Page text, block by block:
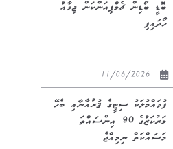
ބޮޑީ ބޯޑިން ޗެމްޕިއަންކަން ޖިވާއު
ހޯދައިފި
ފުވައްމުލަކު ސިޓީގެ ޤުރުއާނާއި ބެހޭ
މަރުކަޒުގެ 90 އިންސައްތަ
މަސައްކަތް ނިމިއްޖެ